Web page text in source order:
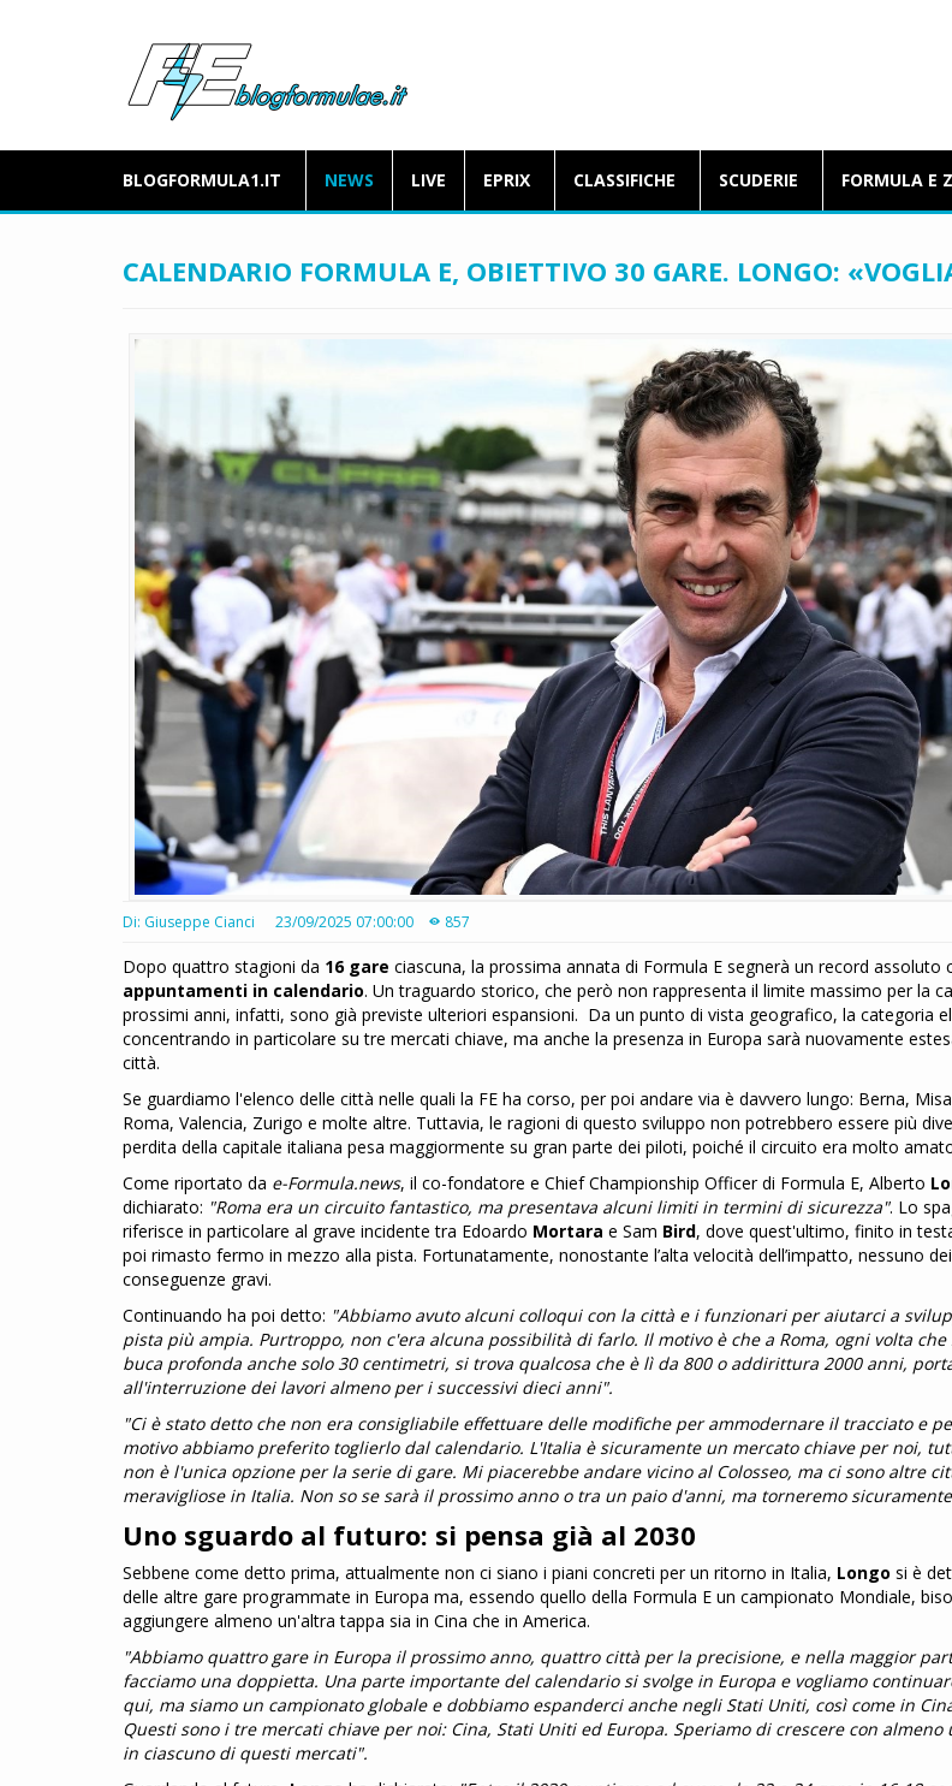
BLOGFORMULA1.IT NEWS LIVE EPRIX CLASSIFICHE SCUDERIE FORMULA E
CALENDARIO FORMULA E, OBIETTIVO 30 GARE. LONGO:
Di: Giuseppe Cianci 23/09/2025 07:00:00 857
Dopo quattro stagioni da 16 gare ciascuna, la prossima annata di Formula E segnerà un record assoluto
appuntamenti in calendario. Un traguardo storico, che però non rappresenta il limite massimo per la
prossimi anni, infatti, sono già previste ulteriori espansioni. Da un punto di vista geografico, la categoria
concentrando in particolare su tre mercati chiave, ma anche la presenza in Europa sarà nuovamente
città.
Se guardiamo l'elenco delle città nelle quali la FE ha corso, per poi andare via è davvero lungo: Berna,
Roma, Valencia, Zurigo e molte altre. Tuttavia, le ragioni di questo sviluppo non potrebbero essere più
perdita della capitale italiana pesa maggiormente su gran parte dei piloti, poiché il circuito era molto
Come riportato da e-Formula.news, il co-fondatore e Chief Championship Officer di Formula E, Alberto
dichiarato: "Roma era un circuito fantastico, ma presentava alcuni limiti in termini di sicurezza". Lo
riferisce in particolare al grave incidente tra Edoardo Mortara e Sam Bird, dove quest'ultimo, finito in
poi rimasto fermo in mezzo alla pista. Fortunatamente, nonostante l’alta velocità dell’impatto, nessuno
conseguenze gravi.
Continuando ha poi detto: "Abbiamo avuto alcuni colloqui con la città e i funzionari per aiutarci a
pista più ampia. Purtroppo, non c'era alcuna possibilità di farlo. Il motivo è che a Roma, ogni volta che
buca profonda anche solo 30 centimetri, si trova qualcosa che è lì da 800 o addirittura 2000 anni,
all'interruzione dei lavori almeno per i successivi dieci anni".
"Ci è stato detto che non era consigliabile effettuare delle modifiche per ammodernare il tracciato e
motivo abbiamo preferito toglierlo dal calendario. L'Italia è sicuramente un mercato chiave per noi,
non è l'unica opzione per la serie di gare. Mi piacerebbe andare vicino al Colosseo, ma ci sono altre
meravigliose in Italia. Non so se sarà il prossimo anno o tra un paio d'anni, ma torneremo
Uno sguardo al futuro: si pensa già al 2030
Sebbene come detto prima, attualmente non ci siano i piani concreti per un ritorno in Italia, Longo si è
delle altre gare programmate in Europa ma, essendo quello della Formula E un campionato Mondiale,
aggiungere almeno un'altra tappa sia in Cina che in America.
"Abbiamo quattro gare in Europa il prossimo anno, quattro città per la precisione, e nella maggior
facciamo una doppietta. Una parte importante del calendario si svolge in Europa e vogliamo
qui, ma siamo un campionato globale e dobbiamo espanderci anche negli Stati Uniti, così come in
Questi sono i tre mercati chiave per noi: Cina, Stati Uniti ed Europa. Speriamo di crescere con almeno
in ciascuno di questi mercati".